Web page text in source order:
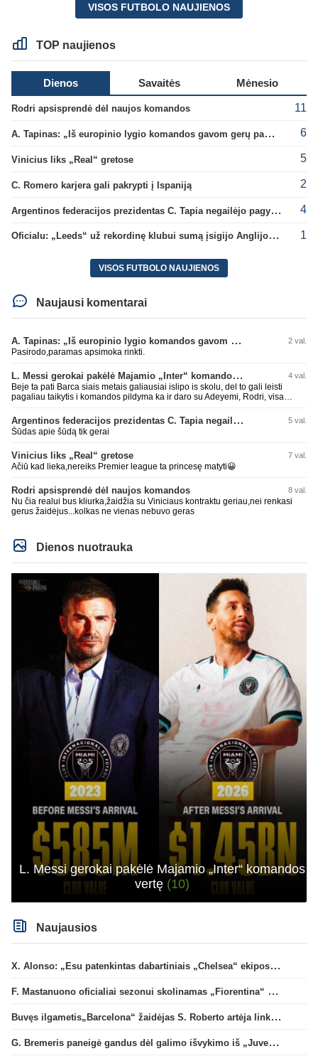
VISOS FUTBOLO NAUJIENOS
TOP naujienos
Dienos Savaitės Mėnesio
Rodri apsisprendė dėl naujos komandos 11
A. Tapinas: „Iš europinio lygio komandos gavom gerų pamokų“ 6
Vinicius liks „Real“ gretose 5
C. Romero karjera gali pakrypti į Ispaniją 2
Argentinos federacijos prezidentas C. Tapia negailėjo pagyrų G. Infantino 4
Oficialu: „Leeds“ už rekordinę klubui sumą įsigijo Anglijos rinktinės vartininką 1
VISOS FUTBOLO NAUJIENOS
Naujausi komentarai
A. Tapinas: „Iš europinio lygio komandos gavom gerų pamokų“ 2 val.
Pasirodo,paramas apsimoka rinkti.
L. Messi gerokai pakėlė Majamio „Inter“ komandos vertę 4 val.
Beje ta pati Barca siais metais galiausiai islipo is skolu, del to gali leisti
pagaliau taikytis i komandos pildyma ka ir daro su Adeyemi, Rodri, visa
Argentinos federacijos prezidentas C. Tapia negailėjo pagyrų G. Infantino 5 val.
Šūdas apie šūdą tik gerai
Vinicius liks „Real“ gretose 7 val.
Ačiū kad lieka,nereiks Premier league ta princesę matyti😀
Rodri apsisprendė dėl naujos komandos 8 val.
Nu čia realui bus kliurka,žaidžia su Viniciaus kontraktu geriau,nei renkasi
gerus žaidėjus...kolkas ne vienas nebuvo geras
Dienos nuotrauka
L. Messi gerokai pakėlė Majamio „Inter“ komandos
vertę (10)
Naujausios
X. Alonso: „Esu patenkintas dabartiniais „Chelsea“ ekipos vartininkais“
F. Mastanuono oficialiai sezonui skolinamas „Fiorentina“ ekipai
Buvęs ilgametis„Barcelona“ žaidėjas S. Roberto artėja link persikėlimo į MLS
G. Bremeris paneigė gandus dėl galimo išvykimo iš „Juventus“ klubo